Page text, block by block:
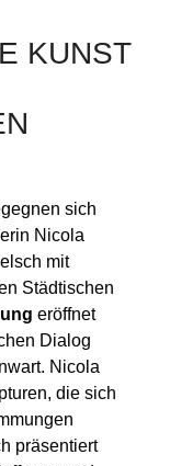
KUNST
sich
Nicola
mit
Städtischen
eröffnet
Dialog
Nicola
die sich
präsentiert